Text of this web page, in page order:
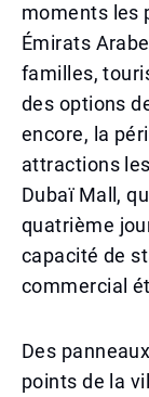
moments les
Émirats
familles,
des options
encore, la
attractions
Dubaï Mall,
quatrième
capacité de
commercial
Des
points de la